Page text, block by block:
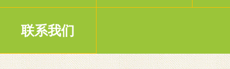
联系我们